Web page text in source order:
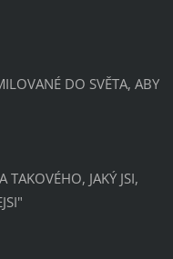
DO SVĚTA, ABY
TAKOVÉHO, JAKÝ JSI,